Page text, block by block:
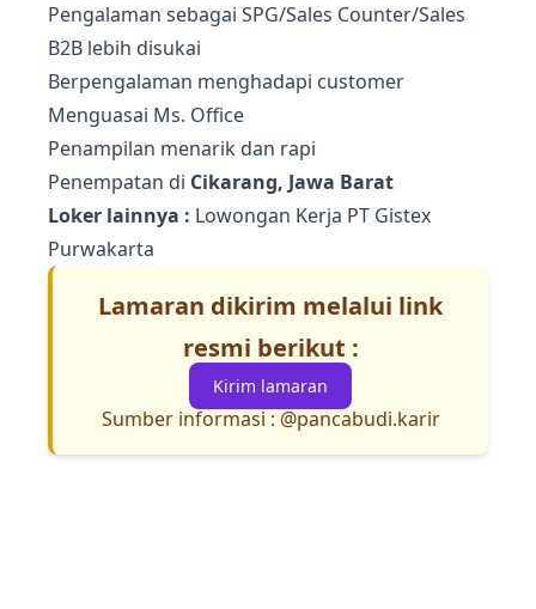
Pengalaman sebagai SPG/Sales Counter/Sales
B2B lebih disukai
Berpengalaman menghadapi customer
Menguasai Ms. Office
Penampilan menarik dan rapi
Penempatan di Cikarang, Jawa Barat
Loker lainnya : Lowongan Kerja PT Gistex
Purwakarta
Lamaran dikirim melalui link
resmi berikut :
Kirim lamaran
Sumber informasi : @pancabudi.karir